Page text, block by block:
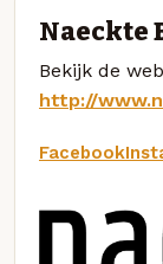
Naeckte
Bekijk de
http://
Facebook